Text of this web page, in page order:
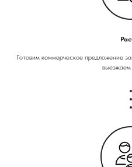
Готовим коммерческое предложение
выезжаем